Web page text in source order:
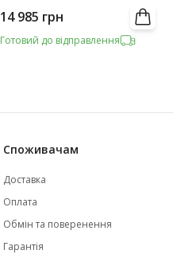
14 985 грн
Готовий до відправлення
Споживачам
Доставка
Оплата
Обмін та поверенення
Гарантія